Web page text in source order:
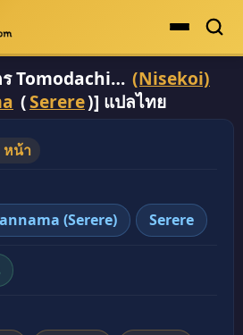
ดูเยอะสุด
คะแนนเยอะสุด
โดจินรูปสี
ยอดนิยม
ร Tomodachi… (Nisekoi)
(Serere)] แปลไทย
หน้า
(Serere) Serere